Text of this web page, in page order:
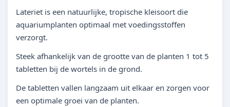
Lateriet is een natuurlijke, tropische kleisoort die
aquariumplanten optimaal met voedingsstoffen
verzorgt.
Steek afhankelijk van de grootte van de planten 1 tot 5
tabletten bij de wortels in de grond.
De tabletten vallen langzaam uit elkaar en zorgen voor
een optimale groei van de planten.